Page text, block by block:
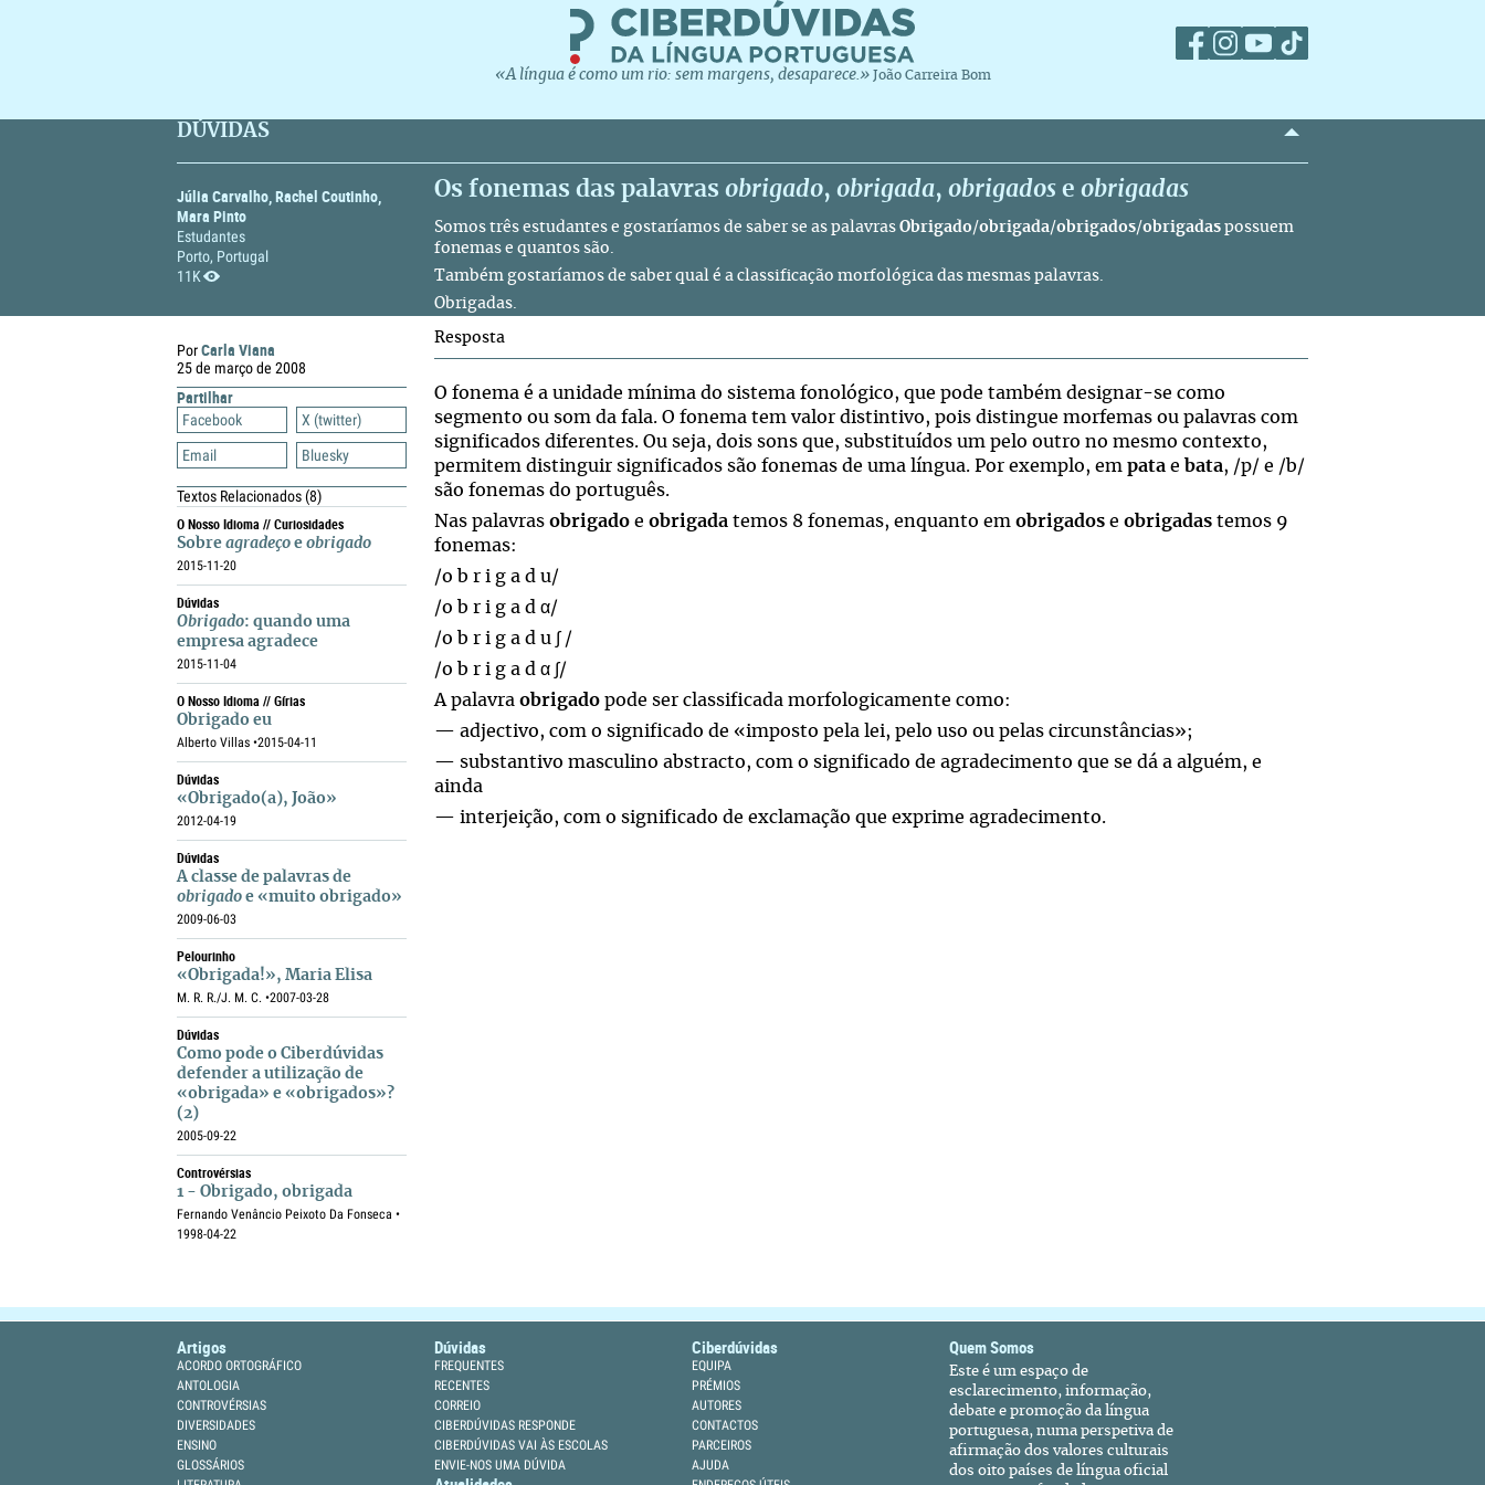
«A língua é como um rio: sem margens, desaparece.» João Carreira Bom
DÚVIDAS
Júlia Carvalho, Rachel Coutinho,
Mara Pinto
Estudantes
Porto, Portugal
11K
Os fonemas das palavras obrigado, obrigada, obrigados e obrigadas
Somos três estudantes e gostaríamos de saber se as palavras Obrigado/obrigada/obrigados/obrigadas possuem
fonemas e quantos são.
Também gostaríamos de saber qual é a classificação morfológica das mesmas palavras.
Obrigadas.
PorCarla Viana
25 de março de 2008
Partilhar
Facebook
X (twitter)
Email
Bluesky
Textos Relacionados(8)
O Nosso Idioma // Curiosidades
Sobre agradeço e obrigado
2015-11-20
Dúvidas
Obrigado: quando uma
empresa agradece
2015-11-04
O Nosso Idioma // Gírias
Obrigado eu
Alberto Villas •2015-04-11
Dúvidas
«Obrigado(a), João»
2012-04-19
Dúvidas
A classe de palavras de
obrigado e «muito obrigado»
2009-06-03
Pelourinho
«Obrigada!», Maria Elisa
M. R. R./J. M. C. •2007-03-28
Dúvidas
Como pode o Ciberdúvidas
defender a utilização de
«obrigada» e «obrigados»?
(2)
2005-09-22
Controvérsias
1 - Obrigado, obrigada
Fernando Venâncio Peixoto Da Fonseca •
1998-04-22
Resposta
O fonema é a unidade mínima do sistema fonológico, que pode também designar-se como
segmento ou som da fala. O fonema tem valor distintivo, pois distingue morfemas ou palavras com
significados diferentes. Ou seja, dois sons que, substituídos um pelo outro no mesmo contexto,
permitem distinguir significados são fonemas de uma língua. Por exemplo, em pata e bata, /p/ e /b/
são fonemas do português.
Nas palavras obrigado e obrigada temos 8 fonemas, enquanto em obrigados e obrigadas temos 9
fonemas:
/o b r i g a d u/
/o b r i g a d α/
/o b r i g a d u ∫ /
/o b r i g a d α ∫/
A palavra obrigado pode ser classificada morfologicamente como:
— adjectivo, com o significado de «imposto pela lei, pelo uso ou pelas circunstâncias»;
— substantivo masculino abstracto, com o significado de agradecimento que se dá a alguém, e
ainda
— interjeição, com o significado de exclamação que exprime agradecimento.
Artigos
ACORDO ORTOGRÁFICO
ANTOLOGIA
CONTROVÉRSIAS
DIVERSIDADES
ENSINO
GLOSSÁRIOS
Dúvidas
FREQUENTES
RECENTES
CORREIO
CIBERDÚVIDAS RESPONDE
CIBERDÚVIDAS VAI ÀS ESCOLAS
ENVIE-NOS UMA DÚVIDA
Ciberdúvidas
EQUIPA
PRÉMIOS
AUTORES
CONTACTOS
PARCEIROS
AJUDA
Quem Somos
Este é um espaço de
esclarecimento, informação,
debate e promoção da língua
portuguesa, numa perspetiva de
afirmação dos valores culturais
dos oito países de língua oficial